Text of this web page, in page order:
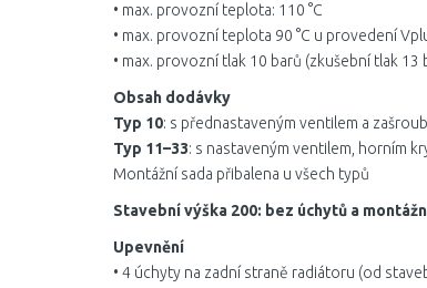
• max. provozní teplota: 110 °C
• max. provozní teplota 90 °C u provedení
• max. provozní tlak 10 barů (zkušební tlak 13
Obsah dodávky
Typ 10: s přednastaveným ventilem a
Typ 11–33: s nastaveným ventilem, horním
Montážní sada přibalena u všech typů
Stavební výška 200: bez úchytů a
Upevnění
• 4 úchyty na zadní straně radiátoru (od